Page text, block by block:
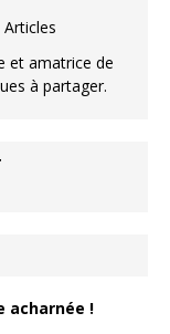
Articles
et amatrice de
à partager.
acharnée !